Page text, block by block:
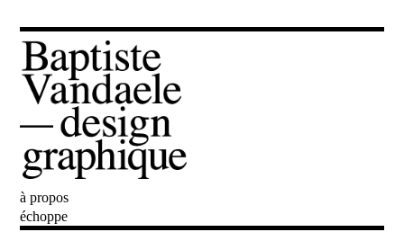
Baptiste Vandaele
à propos
échoppe